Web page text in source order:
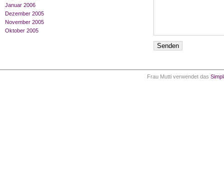
Januar 2006
Dezember 2005
November 2005
Oktober 2005
Frau Mutti verwendet das